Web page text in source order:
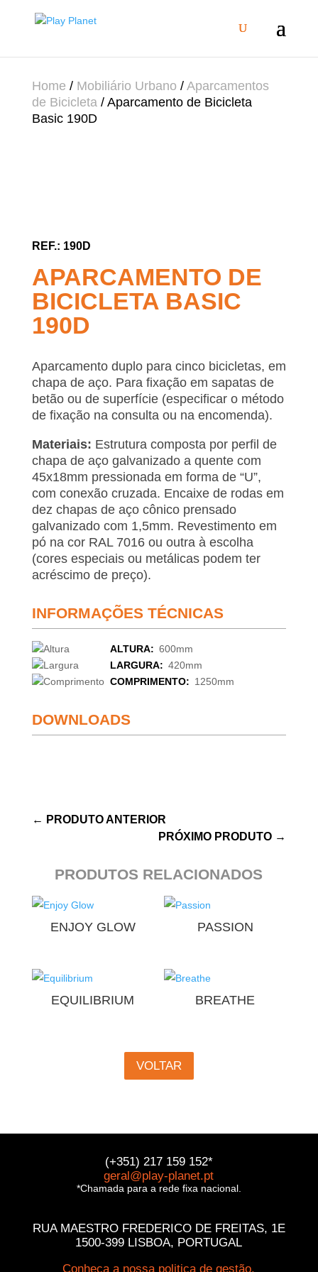
Home / Mobiliário Urbano / Aparcamentos
de Bicicleta/ Aparcamento de Bicicleta
Basic 190D
190D
APARCAMENTO DE
BICICLETA BASIC
190D
Aparcamento duplo para cinco bicicletas, em
chapa de aço. Para fixação em sapatas de
betão ou de superfície (especificar o método
de fixação na consulta ou na encomenda).
Materiais: Estrutura composta por perfil de
chapa de aço galvanizado a quente com
45x18mm pressionada em forma de “U”,
com conexão cruzada. Encaixe de rodas em
dez chapas de aço cônico prensado
galvanizado com 1,5mm. Revestimento em
pó na cor RAL 7016 ou outra à escolha
(cores especiais ou metálicas podem ter
acréscimo de preço).
INFORMAÇÕES TÉCNICAS
ALTURA: 600mm
LARGURA: 420mm
COMPRIMENTO: 1250mm
DOWNLOADS
← PRODUTO ANTERIOR
PRÓXIMO PRODUTO →
PRODUTOS RELACIONADOS
ENJOY GLOW PASSION
EQUILIBRIUM BREATHE
VOLTAR
(+351) 217 159 152*
geral@play-planet.pt
*Chamada para a rede fixa nacional.
RUA MAESTRO FREDERICO DE FREITAS, 1E
1500-399 LISBOA, PORTUGAL
Conheça a nossa politica de gestão.